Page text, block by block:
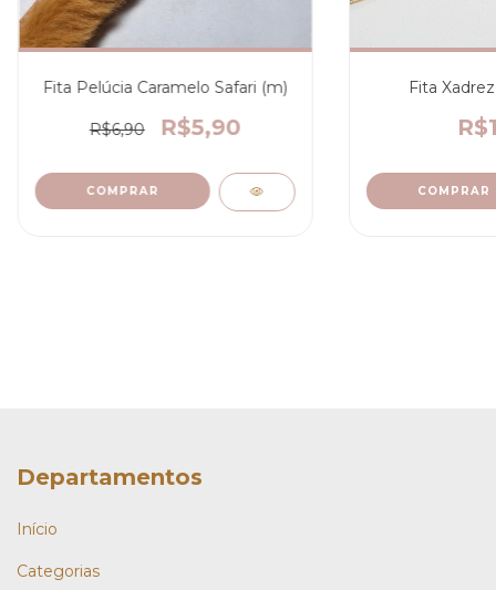
Fita Pelúcia Caramelo Safari (m)
R$6,90 R$5,90
Fita
Departamentos
Início
Categorias